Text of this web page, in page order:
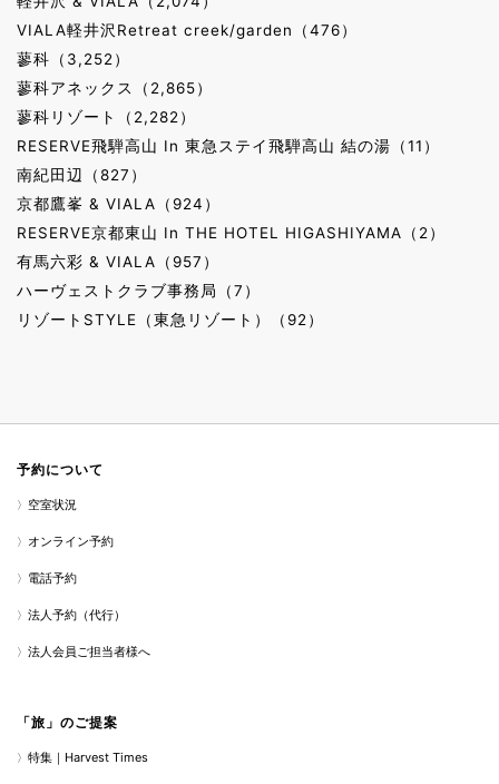
VIALA軽井沢Retreat creek/garden（476）
蓼科（3,252）
蓼科アネックス（2,865）
蓼科リゾート（2,282）
RESERVE飛騨高山 In 東急ステイ飛騨高山 結の湯（11）
南紀田辺（827）
京都鷹峯 & VIALA（924）
RESERVE京都東山 In THE HOTEL HIGASHIYAMA（2）
有馬六彩 & VIALA（957）
ハーヴェストクラブ事務局（7）
リゾートSTYLE（東急リゾート）（92）
予約について
空室状況
オンライン予約
電話予約
法人予約（代行）
法人会員ご担当者様へ
「旅」のご提案
特集｜Harvest Times